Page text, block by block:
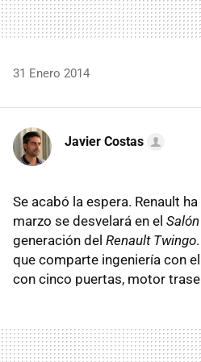
31 Enero 2014
Javier Costas
Se acabó la espera. Renault
marzo se desvelará en el
generación del Renault Twingo
que comparte ingeniería con
con cinco puertas, motor